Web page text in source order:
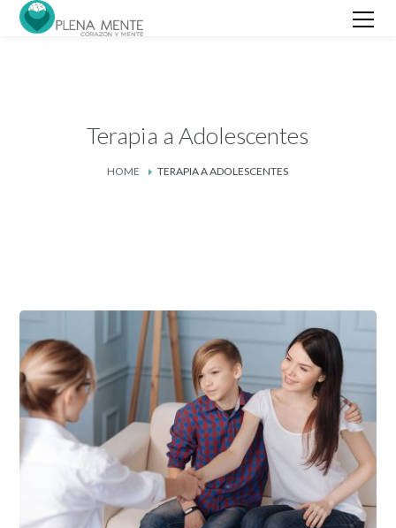
Terapia a Adolescentes
HOME TERAPIA A ADOLESCENTES